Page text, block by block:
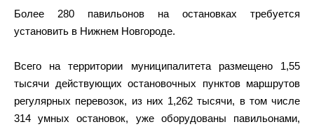
Более 280 павильонов на остановках требуется
установить в Нижнем Новгороде.
Всего на территории муниципалитета размещено 1,55
тысячи действующих остановочных пунктов маршрутов
регулярных перевозок, из них 1,262 тысячи, в том числе
314 умных остановок, уже оборудованы павильонами,